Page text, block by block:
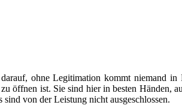
ohne Legitimation kommt niemand
öffnen ist. Sie sind hier in besten Händen,
von der Leistung nicht ausgeschlossen.